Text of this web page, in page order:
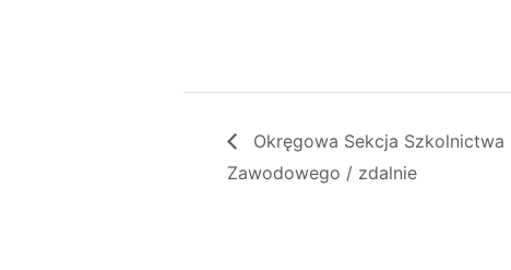
Okręgowa Sekcja Szkolnictwa
Zawodowego / zdalnie